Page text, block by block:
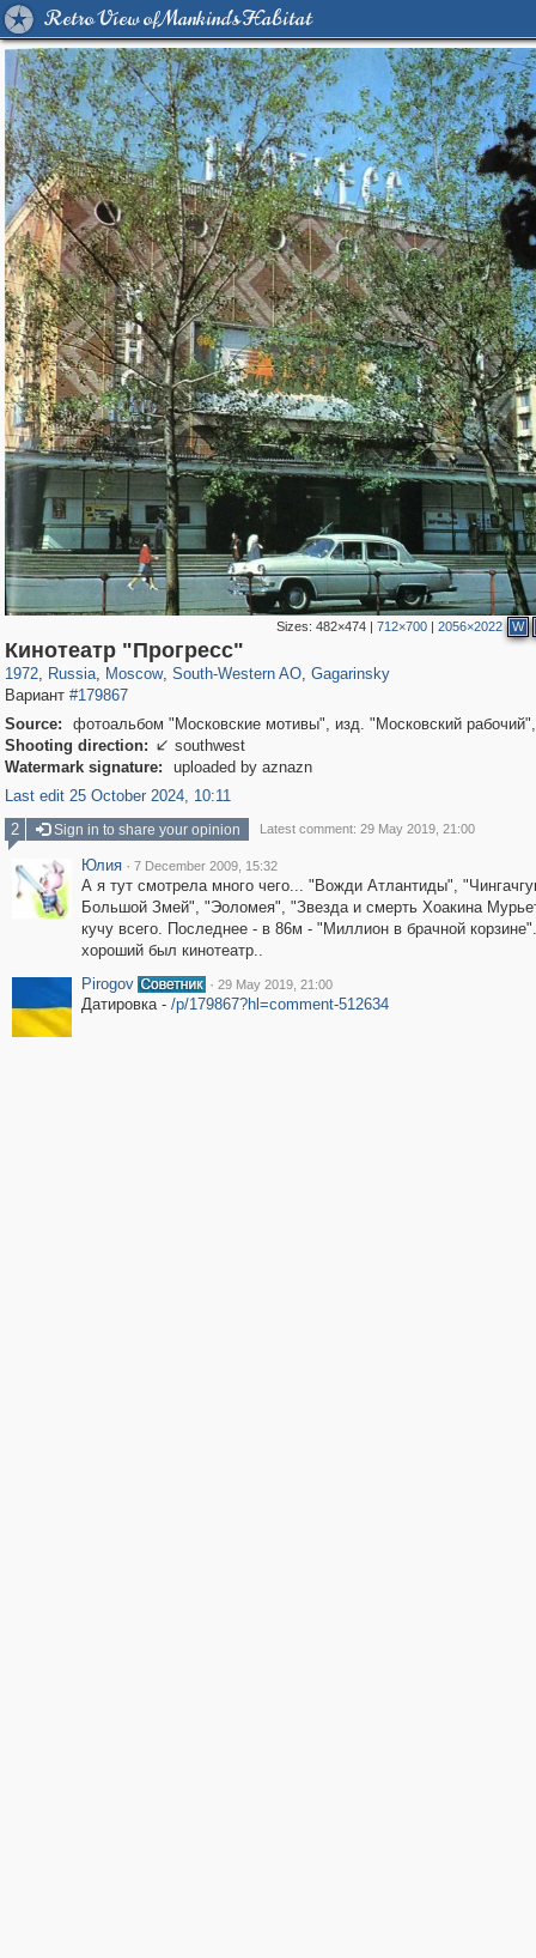
Retro View of Mankind's Habitat
Sizes: 482×474| 712×700| 2056×2022 W
Кинотеатр "Прогресс"
1972, Russia
1,406,840 29,243
, Moscow
319,864 8,286
, South-Western AO
12,415 76
, Gagarinsky
Вариант #179867
Source:
фотоальбом "Московские мотивы", изд. "Московский
Shooting direction:  southwest
Watermark signature:
uploaded by aznazn
Last edit 25 October 2024, 10:11
2
Sign in to share your opinion Latest comment: 29 May 2019, 21:00
Юлия · 7 December 2009, 15:32
А я тут смотрела много чего... "Вожди Атлантиды",
Большой Змей", "Эоломея", "Звезда и смерть Хоакина
кучу всего. Последнее - в 86м - "Миллион в брачной
хороший был кинотеатр..
Pirogov
· 29 May 2019, 21:00
Датировка - /p/179867?hl=comment-512634